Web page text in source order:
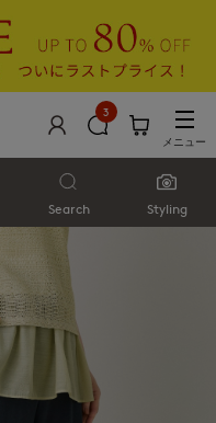
3
メニュー
Search Styling